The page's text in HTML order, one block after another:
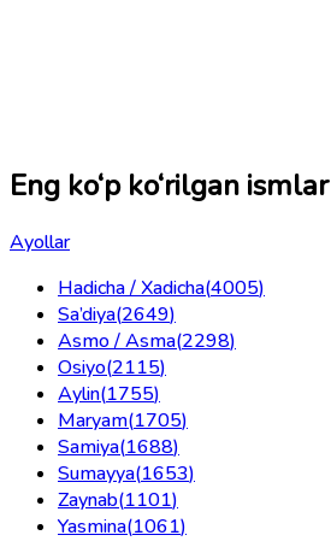
Eng ko‘p ko‘rilgan ismlar
Ayollar
Hadicha / Xadicha(4005)
Sa’diya(2649)
Asmo / Asma(2298)
Osiyo(2115)
Aylin(1755)
Maryam(1705)
Samiya(1688)
Sumayya(1653)
Zaynab(1101)
Yasmina(1061)